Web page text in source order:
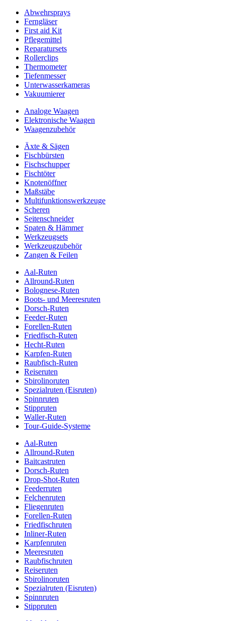
Abwehrsprays
Ferngläser
First aid Kit
Pflegemittel
Reparatursets
Rollerclips
Thermometer
Tiefenmesser
Unterwasserkameras
Vakuumierer
Analoge Waagen
Elektronische Waagen
Waagenzubehör
Äxte & Sägen
Fischbürsten
Fischschupper
Fischtöter
Knotenöffner
Maßstäbe
Multifunktionswerkzeuge
Scheren
Seitenschneider
Spaten & Hämmer
Werkzeugsets
Werkzeugzubehör
Zangen & Feilen
Aal-Ruten
Allround-Ruten
Bolognese-Ruten
Boots- und Meeresruten
Dorsch-Ruten
Feeder-Ruten
Forellen-Ruten
Friedfisch-Ruten
Hecht-Ruten
Karpfen-Ruten
Raubfisch-Ruten
Reiseruten
Sbirolinoruten
Spezialruten (Eisruten)
Spinnruten
Stippruten
Waller-Ruten
Tour-Guide-Systeme
Aal-Ruten
Allround-Ruten
Baitcastruten
Dorsch-Ruten
Drop-Shot-Ruten
Feederruten
Felchenruten
Fliegenruten
Forellen-Ruten
Friedfischruten
Inliner-Ruten
Karpfenruten
Meeresruten
Raubfischruten
Reiseruten
Sbirolinoruten
Spezialruten (Eisruten)
Spinnruten
Stippruten